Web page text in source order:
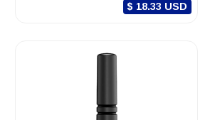
$ 18.33 USD